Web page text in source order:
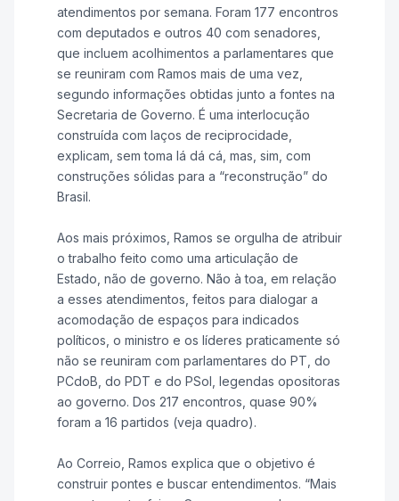
atendimentos por semana. Foram 177 encontros
com deputados e outros 40 com senadores,
que incluem acolhimentos a parlamentares que
se reuniram com Ramos mais de uma vez,
segundo informações obtidas junto a fontes na
Secretaria de Governo. É uma interlocução
construída com laços de reciprocidade,
explicam, sem toma lá dá cá, mas, sim, com
construções sólidas para a “reconstrução” do
Brasil.
Aos mais próximos, Ramos se orgulha de atribuir
o trabalho feito como uma articulação de
Estado, não de governo. Não à toa, em relação
a esses atendimentos, feitos para dialogar a
acomodação de espaços para indicados
políticos, o ministro e os líderes praticamente só
não se reuniram com parlamentares do PT, do
PCdoB, do PDT e do PSol, legendas opositoras
ao governo. Dos 217 encontros, quase 90%
foram a 16 partidos (veja quadro).
Ao Correio, Ramos explica que o objetivo é
construir pontes e buscar entendimentos. “Mais